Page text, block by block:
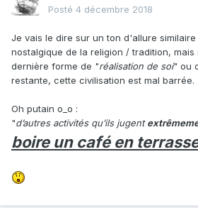
Posté 4 décembre 2018
Je vais le dire sur un ton d'allure
nostalgique de la religion / tradition, mais
dernière forme de "réalisation de soi" ou
restante, cette civilisation est mal barrée.
Oh putain o_o :
"d’autres activités qu’ils jugent
boire un café en